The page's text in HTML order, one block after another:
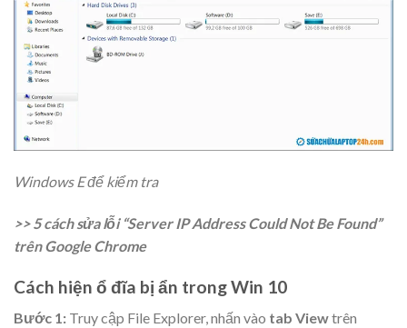
Windows E để kiểm tra
>> 5 cách sửa lỗi “Server IP Address Could Not Be Found”
trên Google Chrome
Cách hiện ổ đĩa bị ẩn trong Win 10
Bước 1: Truy cập File Explorer, nhấn vào tab Viewtrên